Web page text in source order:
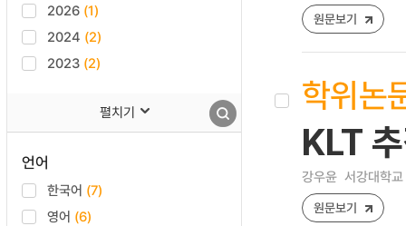
2026 (1)
2024 (2)
2023 (2)
펼치기
언어
한국어 (7)
영어 (6)
원문보기
학위논
KLT
강우윤 서강대학
원문보기